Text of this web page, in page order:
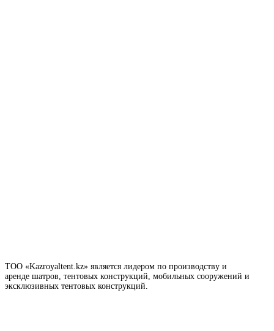
ТОО «Kazroyaltent.kz» является лидером по производству и
аренде шатров, тентовых конструкций, мобильных сооружений и
эксклюзивных тентовых конструкций.